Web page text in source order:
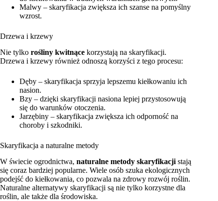
Malwy – skaryfikacja zwiększa ich szanse na pomyślny
wzrost.
Drzewa i krzewy
Nie tylko rośliny kwitnące korzystają na skaryfikacji.
Drzewa i krzewy również odnoszą korzyści z tego procesu:
Dęby – skaryfikacja sprzyja lepszemu kiełkowaniu ich
nasion.
Bzy – dzięki skaryfikacji nasiona lepiej przystosowują
się do warunków otoczenia.
Jarzębiny – skaryfikacja zwiększa ich odporność na
choroby i szkodniki.
Skaryfikacja a naturalne metody
W świecie ogrodnictwa, naturalne metody skaryfikacji stają
się coraz bardziej popularne. Wiele osób szuka ekologicznych
podejść do kiełkowania, co pozwala na zdrowy rozwój roślin.
Naturalne alternatywy skaryfikacji są nie tylko korzystne dla
roślin, ale także dla środowiska.